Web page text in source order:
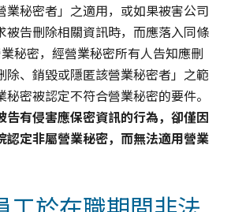
業秘密者」之適用，或如果被害公司
被告刪除相關資訊時，而應落入同條
秘密，經營業秘密所有人告知應刪
除、銷毀或隱匿該營業秘密者」之範
密被認定不符合營業秘密的要件。
告有侵害應保密資訊的行為，卻僅因
認定非屬營業秘密，而無法適用營業